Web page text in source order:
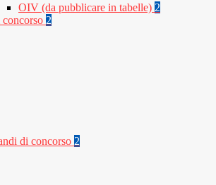
OIV (da pubblicare in tabelle) 2
2
di concorso 2